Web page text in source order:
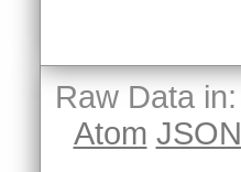
Raw Data in:
Atom JSON